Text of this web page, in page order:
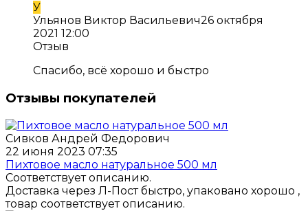
У
Ульянов Виктор Васильевич26 октября
2021 12:00
Отзыв
Спасибо, всё хорошо и быстро
Отзывы покупателей
Сивков Андрей Федорович
22 июня 2023 07:35
Пихтовое масло натуральное 500 мл
Соответствует описанию.
Доставка через Л-Пост быстро, упаковано хорошо ,
товар соответствует описанию.